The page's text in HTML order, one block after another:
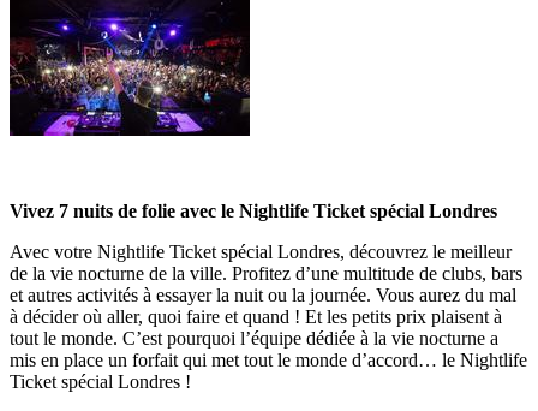
Vivez 7 nuits de folie avec le Nightlife Ticket spécial Londres
Avec votre Nightlife Ticket spécial Londres, découvrez le meilleur
de la vie nocturne de la ville. Profitez d’une multitude de clubs, bars
et autres activités à essayer la nuit ou la journée. Vous aurez du mal
à décider où aller, quoi faire et quand ! Et les petits prix plaisent à
tout le monde. C’est pourquoi l’équipe dédiée à la vie nocturne a
mis en place un forfait qui met tout le monde d’accord… le Nightlife
Ticket spécial Londres !